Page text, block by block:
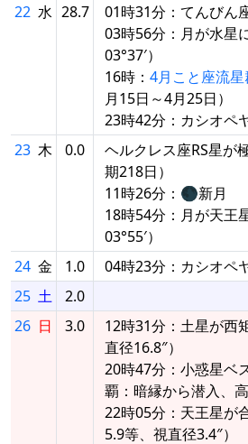
22 水 28.7
01時31分：てんびん
03時56分：月が水星
03°37′）
16時： 4月こと座流
月15日～4月25日）
23時42分：カシオペ
23 木 0.0
ヘルクレス座RS星が
期218日）
11時26分：🌑新月
18時54分：月が天王
03°55′）
24 金 1.0
04時23分：カシオペ
25 土
2.0
26 日 3.0
12時31分：土星が西
直径16.8″）
20時47分：小惑星ベ
覇：暗縁から潜入、高
22時05分：天王星が
5.9等、視直径3.4″）